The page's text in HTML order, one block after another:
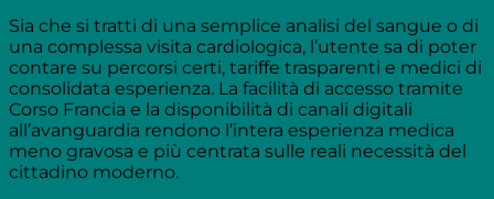
Sia che si tratti di una semplice analisi del sangue o di
una complessa visita cardiologica, l’utente sa di poter
contare su percorsi certi, tariffe trasparenti e medici di
consolidata esperienza. La facilità di accesso tramite
Corso Francia e la disponibilità di canali digitali
all’avanguardia rendono l’intera esperienza medica
meno gravosa e più centrata sulle reali necessità del
cittadino moderno.